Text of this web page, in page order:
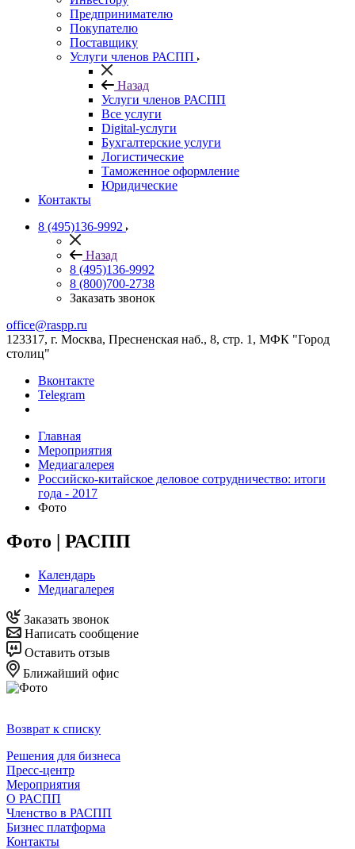
Предпринимателю
Покупателю
Поставщику
Услуги членов РАСПП
Назад
Услуги членов РАСПП
Все услуги
Digital-услуги
Бухгалтерские услуги
Логистические
Таможенное оформление
Юридические
Контакты
8 (495)136-9992
Назад
8 (495)136-9992
8 (800)700-2738
Заказать звонок
office@raspp.ru
123317, г. Москва, Пресненская наб., 8, стр. 1, МФК "Город
столиц"
Вконтакте
Telegram
Главная
Мероприятия
Медиагалерея
Российско-китайское деловое сотрудничество: итоги
года - 2017
Фото
Фото | РАСПП
Календарь
Медиагалерея
Заказать звонок
Написать сообщение
Оставить отзыв
Ближайший офис
Возврат к списку
Решения для бизнеса
Пресс-центр
Мероприятия
О РАСПП
Членство в РАСПП
Бизнес платформа
Контакты